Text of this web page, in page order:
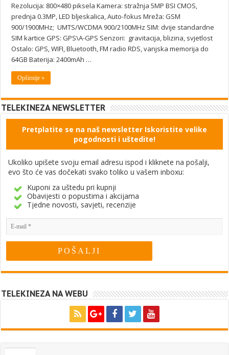
Rezolucija: 800×480 piksela Kamera: stražnja 5MP BSI CMOS,
prednja 0.3MP, LED bljeskalica, Auto-fokus Mreža: GSM
900/1900MHz; UMTS/WCDMA 900/2100MHz SIM: dvije standardne
SIM kartice GPS: GPS\A-GPS Senzori: gravitacija, blizina, svjetlost
Ostalo: GPS, WIFI, Bluetooth, FM radio RDS, vanjska memorija do
64GB Baterija: 2400mAh …
Opširnije »
TELEKINEZA NEWSLETTER
Pretplatite se na naš newsletter Iskoristite velike
pogodnosti i uštedite!
Ukoliko upišete svoju email adresu ispod i kliknete na pošalji,
evo što će vas dočekati svako toliko u vašem inboxu:
Kuponi za uštedu pri kupnji
Obavijesti o popustima i akcijama
Tjedne novosti, savjeti, recenzije
TELEKINEZA NA WEBU